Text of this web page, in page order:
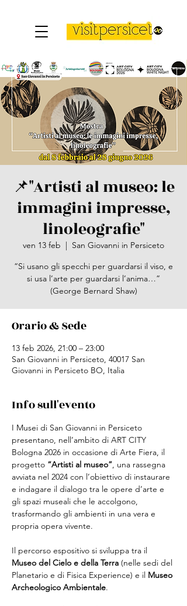
📌"Artisti al museo: le
immagini impresse,
linoleografie"
ven 13 feb
  |
San Giovanni in Persiceto
“Si usano gli specchi per guardarsi il viso, e
si usa l’arte per guardarsi l’anima…”
(George Bernard Shaw)
Orario & Sede
13 feb 2026, 21:00 – 23:00
San Giovanni in Persiceto, 40017 San
Giovanni in Persiceto BO, Italia
Info sull'evento
I Musei di San Giovanni in Persiceto
presentano, nell’ambito di ART CITY
Bologna 2026 in occasione di Arte Fiera, il
progetto “Artisti al museo”, una rassegna
avviata nel 2024 con l’obiettivo di instaurare
e indagare il dialogo tra le opere d’arte e
gli spazi museali che le accolgono,
trasformando gli ambienti in una vera e
propria opera vivente.
Il percorso espositivo si sviluppa tra il
Museo del Cielo e della Terra (nelle sedi del
Planetario e di Fisica Experience) e il Museo
Archeologico Ambientale.